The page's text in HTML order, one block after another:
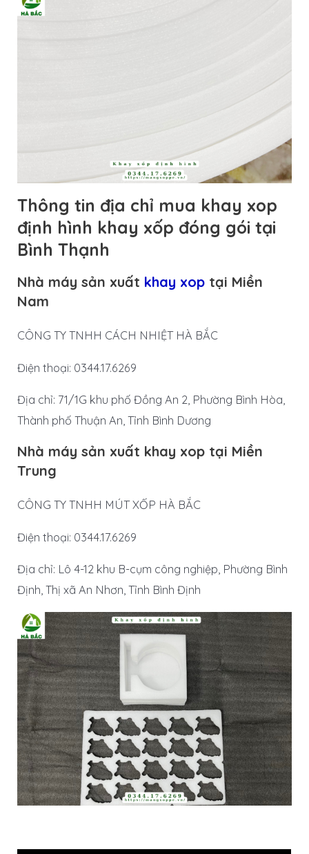
Thông tin địa chỉ mua khay xop
định hình khay xốp đóng gói tại
Bình Thạnh
Nhà máy sản xuất khay xop tại Miền
Nam
CÔNG TY TNHH CÁCH NHIỆT HÀ BẮC
Điện thoại: 0344.17.6269
Địa chỉ: 71/1G khu phố Đồng An 2, Phường Bình Hòa,
Thành phố Thuận An, Tỉnh Bình Dương
Nhà máy sản xuất khay xop tại Miền
Trung
CÔNG TY TNHH MÚT XỐP HÀ BẮC
Điện thoại: 0344.17.6269
Địa chỉ: Lô 4-12 khu B-cụm công nghiệp, Phường Bình
Định, Thị xã An Nhơn, Tỉnh Bình Định